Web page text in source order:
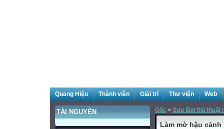
Quang Hiệu Thành viên Giải trí Thư viện Web
TÀI NGUYÊN Gốc > Sưu tầm thủ thuật
Làm mờ hậu